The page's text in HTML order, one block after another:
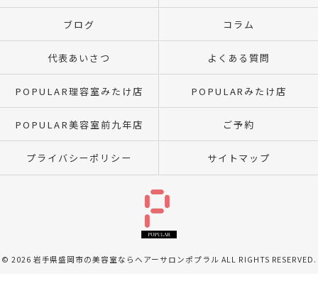
ブログ コラム
代表あいさつ よくある質問
POPULAR理容室みたけ店 POPULARみたけ店
POPULAR美容室前九年店 ご予約
プライバシーポリシー サイトマップ
© 2026 岩手県盛岡市の美容室ならへアーサロンポプラル ALL RIGHTS RESERVED.